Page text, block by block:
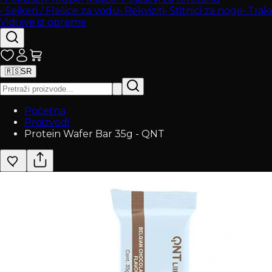
• Šejkeri / Flašice za vodu• Rekviziti• Štitnici za noge•
Vidi sve iz opreme
🇷🇸SR
Početna
Proizvodi
Protein Wafer Bar 35g - QNT